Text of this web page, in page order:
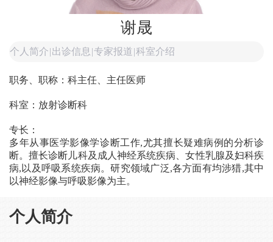
谢晟
个人简介|出诊信息 |专家报道 |科室介绍
职务、职称：科主任、主任医师
科室：放射诊断科
专长：
多年从事医学影像学诊断工作,尤其擅长疑难病例的分析诊
断。擅长诊断儿科及成人神经系统疾病、女性乳腺及妇科疾
病,以及呼吸系统疾病。研究领域广泛,各方面有均涉猎,其中
以神经影像与呼吸影像为主。
个人简介